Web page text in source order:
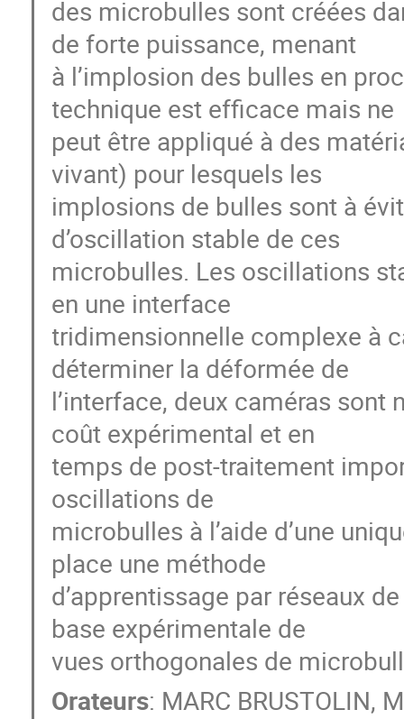
des microbulles sont créées
de forte puissance, menant
à l’implosion des bulles en
technique est efficace mais ne
peut être appliqué à des
vivant) pour lesquels les
implosions de bulles sont à
d’oscillation stable de ces
microbulles. Les oscillations
en une interface
tridimensionnelle complexe à
déterminer la déformée de
l’interface, deux caméras
coût expérimental et en
temps de post-traitement
oscillations de
microbulles à l’aide d’une
place une méthode
d’apprentissage par réseaux
base expérimentale de
vues orthogonales de
Orateurs: MARC BRUSTOLIN,